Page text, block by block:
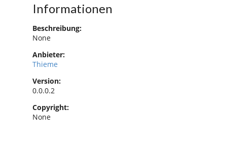
Informationen
Beschreibung:
None
Anbieter:
Thieme
Version:
0.0.0.2
Copyright:
None